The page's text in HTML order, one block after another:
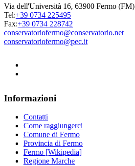
Via dell'Università 16, 63900 Fermo (FM)
Tel:+39 0734 225495
Fax:+39 0734 228742
conservatoriofermo@conservatorio.net
conservatoriofermo@pec.it
Informazioni
Contatti
Come raggiungerci
Comune di Fermo
Provincia di Fermo
Fermo [Wikipedia]
Regione Marche